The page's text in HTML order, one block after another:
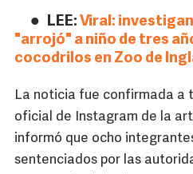
LEE: Viral:
"arrojó" a niño de tres
cocodrilos en Zoo de
La noticia fue confirmada a
oficial de Instagram de la
informó que ocho
sentenciados por las